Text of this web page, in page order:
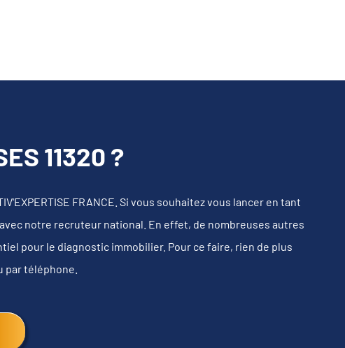
11320 ?
FRANCE. Si vous souhaitez vous lancer en tant
notre recruteur national. En effet, de nombreuses autres
pour le diagnostic immobilier. Pour ce faire, rien de plus
téléphone.